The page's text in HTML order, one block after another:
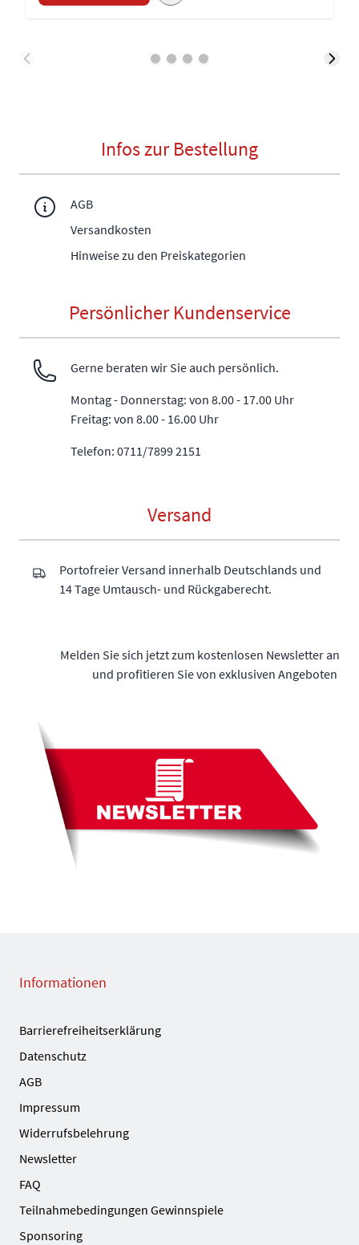
Infos zur Bestellung
AGB
Versandkosten
Hinweise zu den Preiskategorien
Persönlicher Kundenservice
Gerne beraten wir Sie auch persönlich.
Montag - Donnerstag: von 8.00 - 17.00 Uhr
Freitag: von 8.00 - 16.00 Uhr
Telefon: 0711/7899 2151
Versand
Portofreier Versand innerhalb Deutschlands und
14 Tage Umtausch- und Rückgaberecht.
Melden Sie sich jetzt zum kostenlosen Newsletter an
und profitieren Sie von exklusiven Angeboten
Informationen
Barrierefreiheitserklärung
Datenschutz
AGB
Impressum
Widerrufsbelehrung
Newsletter
FAQ
Teilnahmebedingungen Gewinnspiele
Sponsoring